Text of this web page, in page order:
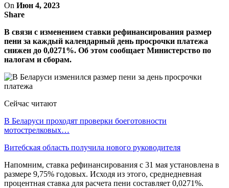
On Июн 4, 2023
Share
В связи с изменением ставки рефинансирования размер
пени за каждый календарный день просрочки платежа
снижен до 0,0271%. Об этом сообщает Министерство по
налогам и сборам.
Сейчас читают
В Беларуси проходят проверки боеготовности
мотострелковых…
Витебская область получила нового руководителя
Напомним, ставка рефинансирования с 31 мая установлена в
размере 9,75% годовых. Исходя из этого, среднедневная
процентная ставка для расчета пени составляет 0,0271%.